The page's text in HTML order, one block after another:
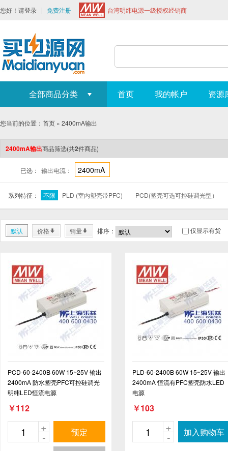
您好！请登录 免费注册 台湾明纬电源一级授权经销商
全部商品分类 首页 我的帐户 资源
您当前的位置： 首页 » 2400mA输出
2400mA输出商品筛选(共2件商品)
已选： 输出电流： 2400mA
系列特征： 不限 PLD (室内塑壳带PFC) PCD(塑壳可选可控硅调光型）
默认 价格* 销量* 排序： 仅显示有货
PCD-60-2400B 60W 15~25V 输出
2400mA 防水塑壳PFC可控硅调光
明纬LED恒流电源
￥112
-
+ 预定
PLD-60-2400B 60W 15~25V 输出
2400mA 恒流有PFC塑壳防水LED
电源
￥103
-
+ 加入购物车